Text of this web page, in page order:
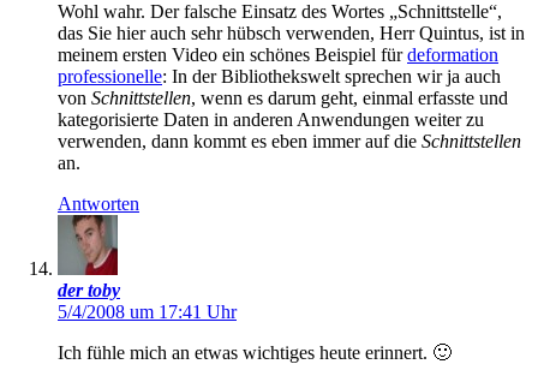
Wohl wahr. Der falsche Einsatz des Wortes „Schnittstelle“,
das Sie hier auch sehr hübsch verwenden, Herr Quintus, ist in
meinem ersten Video ein schönes Beispiel fürdeformation
professionelle: In der Bibliothekswelt sprechen wir ja auch
von Schnittstellen, wenn es darum geht, einmal erfasste und
kategorisierte Daten in anderen Anwendungen weiter zu
verwenden, dann kommt es eben immer auf die Schnittstellen
an.
Antworten
der toby
5/4/2008 um 17:41 Uhr
Ich fühle mich an etwas wichtiges heute erinnert. 🙂